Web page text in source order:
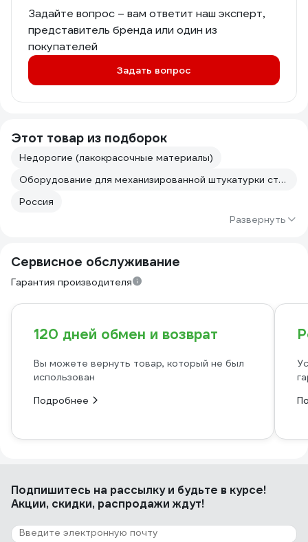
Задайте вопрос – вам ответит наш эксперт,
представитель бренда или один из
покупателей
Задать вопрос
Этот товар из подборок
Недорогие (лакокрасочные материалы)
Оборудование для механизированной штукатурки стен
Россия
Развернуть
Сервисное обслуживание
Гарантия производителя
120 дней обмен и возврат
Вы можете вернуть товар, который не был
использован
Подробнее
Подпишитесь на рассылкуи будьте в курсе!
Акции, скидки, распродажи ждут!